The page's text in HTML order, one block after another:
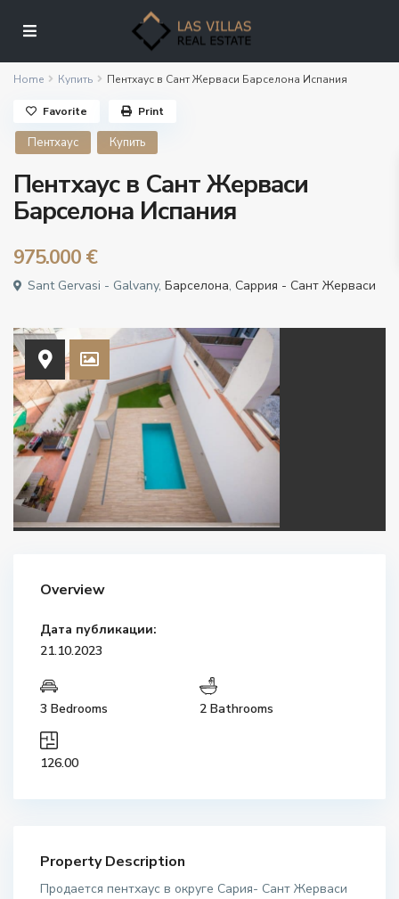
Home Купить Пентхаус в Сант Жерваси Барселона Испания
Пентхаус Купить
Пентхаус в Сант Жерваси
Барселона Испания
975.000 €
Sant Gervasi - Galvany,Барселона, Саррия - Сант Жерваси
Favorite Print
Overview
Дата публикации:
21.10.2023
3 Bedrooms 2 Bathrooms
126.00
Property Description
Продается пентхаус в округе Сария- Сант Жерваси